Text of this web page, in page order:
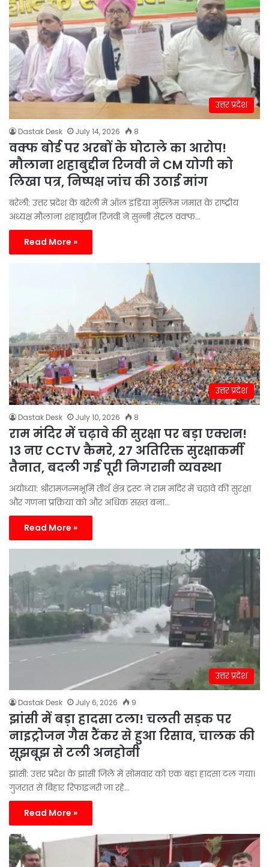
उत्तर प्रदेश
Dastak Desk July 14, 2026 8
वक्फ बोर्ड पर अरबों के घोटाले का आरोप!
मौलाना शहाबुद्दीन रिजवी ने CM योगी को
लिखा पत्र, निष्पक्ष जांच की उठाई मांग
बरेली: उत्तर प्रदेश के बरेली में ऑल इंडिया मुस्लिम जमात के राष्ट्रीय
अध्यक्ष मौलाना शहाबुद्दीन रिजवी ने सुन्नी सेंट्रल वक्फ…
Read More »
उत्तर प्रदेश
Dastak Desk July 10, 2026 8
राम मंदिर में चढ़ावे की सुरक्षा पर बड़ा एक्शन!
13 नए CCTV कैमरे, 27 अतिरिक्त सुरक्षाकर्मी
तैनात, बदली गई पूरी निगरानी व्यवस्था
अयोध्या: श्रीरामजन्मभूमि तीर्थ क्षेत्र ट्रस्ट ने राम मंदिर में चढ़ावे की सुरक्षा
और गणना प्रक्रिया को और अधिक सख्त बना…
Read More »
उत्तर प्रदेश
Dastak Desk July 6, 2026 9
झांसी में बड़ा हादसा टला! चलती सड़क पर
नाइट्रोजन गैस टैंकर से हुआ रिसाव, चालक की
सूझबूझ से टली अनहोनी
झांसी: उत्तर प्रदेश के झांसी जिले में सोमवार को एक बड़ा हादसा टल गया।
गुजरात से बिहार रिफाइनरी जा रहे…
Read More »